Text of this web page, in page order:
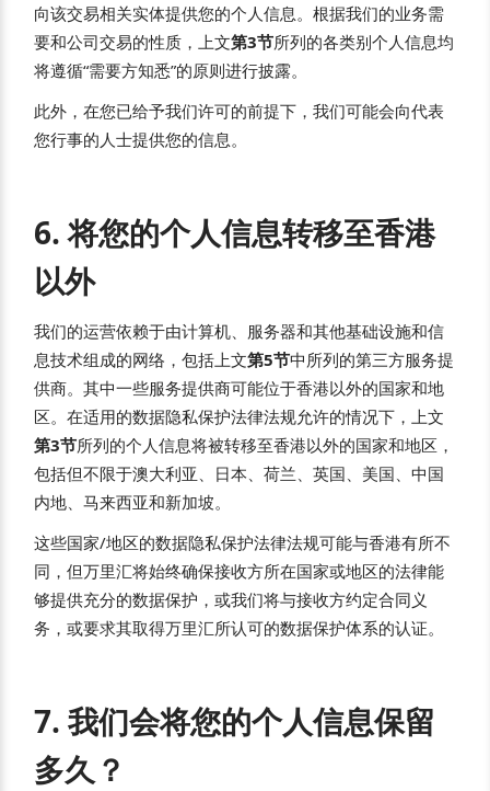
向该交易相关实体提供您的个人信息。根据我们的业务需
要和公司交易的性质，上文第3节所列的各类别个人信息均
将遵循“需要方知悉”的原则进行披露。
此外，在您已给予我们许可的前提下，我们可能会向代表
您行事的人士提供您的信息。
6. 将您的个人信息转移至香港
以外
我们的运营依赖于由计算机、服务器和其他基础设施和信
息技术组成的网络，包括上文第5节中所列的第三方服务提
供商。其中一些服务提供商可能位于香港以外的国家和地
区。在适用的数据隐私保护法律法规允许的情况下，上文
第3节所列的个人信息将被转移至香港以外的国家和地区，
包括但不限于澳大利亚、日本、荷兰、英国、美国、中国
内地、马来西亚和新加坡。
这些国家/地区的数据隐私保护法律法规可能与香港有所不
同，但万里汇将始终确保接收方所在国家或地区的法律能
够提供充分的数据保护，或我们将与接收方约定合同义
务，或要求其取得万里汇所认可的数据保护体系的认证。
7. 我们会将您的个人信息保留
多久？